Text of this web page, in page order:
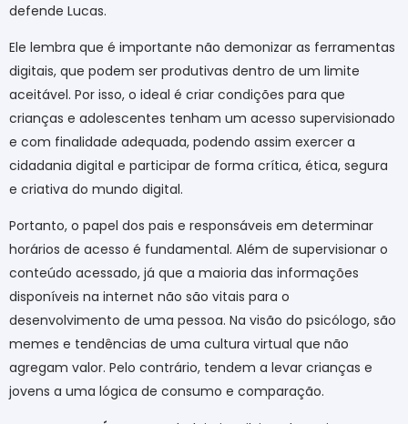
defende Lucas.
Ele lembra que é importante não demonizar as ferramentas
digitais, que podem ser produtivas dentro de um limite
aceitável. Por isso, o ideal é criar condições para que
crianças e adolescentes tenham um acesso supervisionado
e com finalidade adequada, podendo assim exercer a
cidadania digital e participar de forma crítica, ética, segura
e criativa do mundo digital.
Portanto, o papel dos pais e responsáveis em determinar
horários de acesso é fundamental. Além de supervisionar o
conteúdo acessado, já que a maioria das informações
disponíveis na internet não são vitais para o
desenvolvimento de uma pessoa. Na visão do psicólogo, são
memes e tendências de uma cultura virtual que não
agregam valor. Pelo contrário, tendem a levar crianças e
jovens a uma lógica de consumo e comparação.